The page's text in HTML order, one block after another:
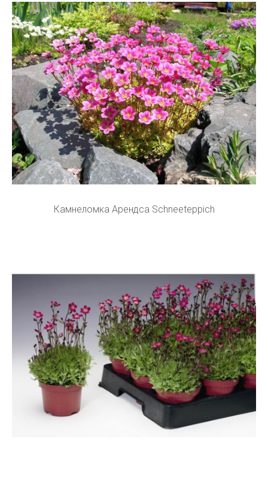
Камнеломка Арендса Schneeteppich